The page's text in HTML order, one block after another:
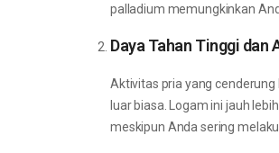
palladium memungkinkan
Daya Tahan Tinggi dan
Aktivitas pria yang
luar biasa. Logam ini jauh
meskipun Anda sering